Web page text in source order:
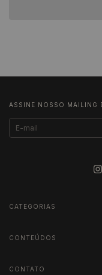
ASSINE NOSSO MAILING
CATEGORIAS
CONTEÚDOS
CONTATO